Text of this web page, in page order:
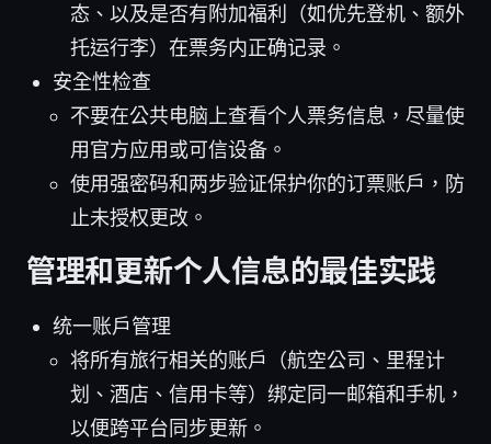
态、以及是否有附加福利（如优先登机、额外
托运行李）在票务内正确记录。
安全性检查
不要在公共电脑上查看个人票务信息，尽量使
用官方应用或可信设备。
使用强密码和两步验证保护你的订票账户，防
止未授权更改。
管理和更新个人信息的最佳实践
统一账户管理
将所有旅行相关的账户（航空公司、里程计
划、酒店、信用卡等）绑定同一邮箱和手机，
以便跨平台同步更新。